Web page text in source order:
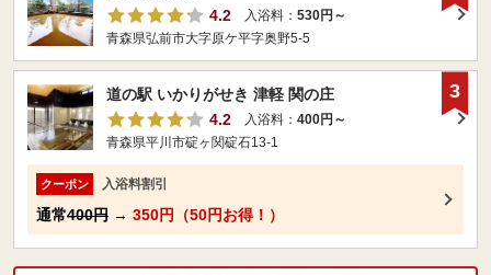
4.2
入浴料： 530円～
青森県弘前市大字原ケ平字奥野5-5
道の駅 いかりがせき 津軽 関の庄
4.2
入浴料： 400円～
青森県平川市碇ヶ関碇石13-1
クーポン 入浴料割引
通常400円 → 350円（50円お得！）
3